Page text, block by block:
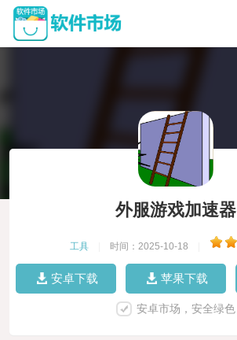
外服游戏加速器
工具 时间：2025-10-18
安卓下载 苹果下载
安卓市场，安全绿色